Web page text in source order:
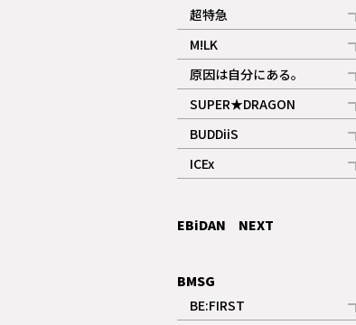
記事
超特急
記事
ギャラリー
M!LK
記事
原因は自分にある。
記事
SUPER★DRAGON
記事
BUDDiiS
記事
ICEx
記事
EBiDAN NEXT
BMSG
BE:FIRST